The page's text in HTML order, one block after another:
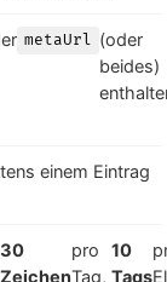
metaUrl (oder
beides)
einem Eintrag
30
Zeichen
pro
Tag,
10
Tags